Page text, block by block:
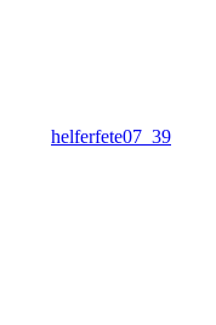
helferfete07_39